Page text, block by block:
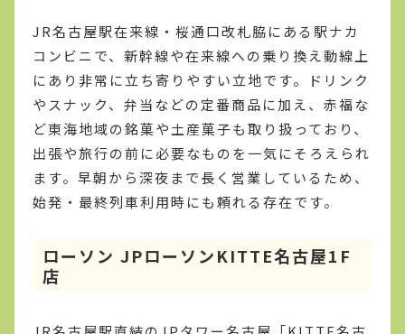
JR名古屋駅在来線・桜通口改札脇にある駅ナカ
コンビニで、新幹線や在来線への乗り換え動線上
にあり非常に立ち寄りやすい立地です。ドリンク
やスナック、弁当などの定番商品に加え、赤福な
ど東海地域の銘菓や土産菓子も取り扱っており、
出張や旅行の前に必要なものを一気にそろえられ
ます。早朝から深夜まで長く営業しているため、
始発・最終列車利用時にも頼れる存在です。
ローソン JPローソンKITTE名古屋1F
店